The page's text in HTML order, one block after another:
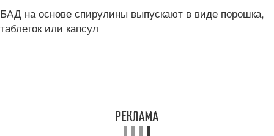
БАД на основе спирулины выпускают в виде порошка,
таблеток или капсул